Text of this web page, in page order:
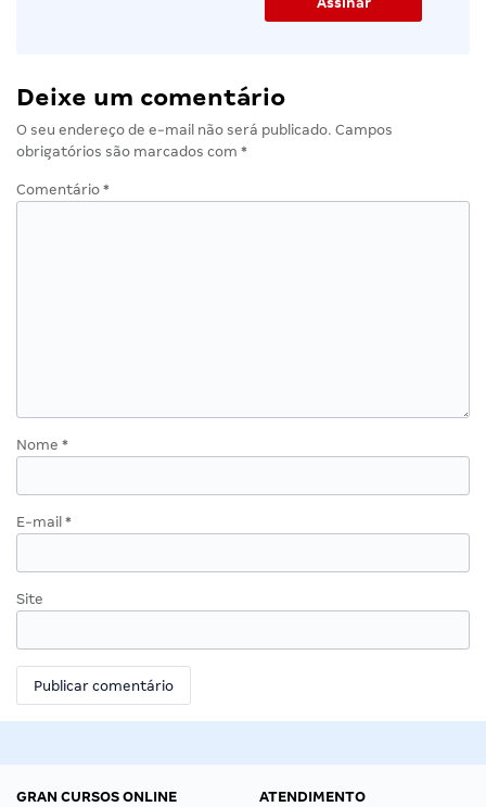
Deixe um comentário
O seu endereço de e-mail não será publicado. Campos
obrigatórios são marcados com *
Comentário *
Nome *
E-mail *
Site
GRAN CURSOS ONLINE
ATENDIMENTO